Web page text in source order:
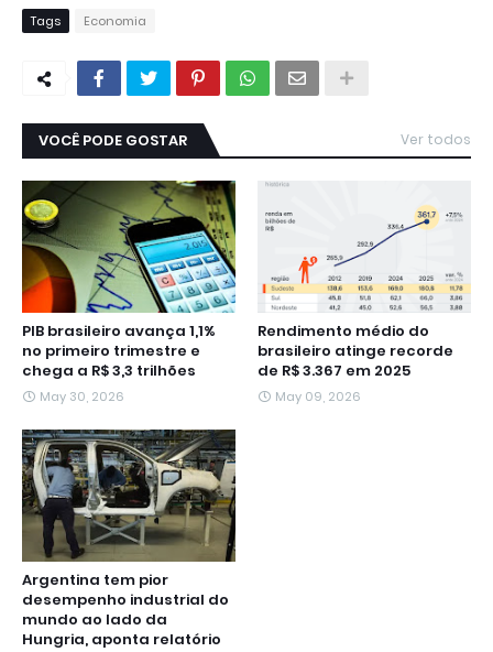
Tags Economia
VOCÊ PODE GOSTAR Ver todos
PIB brasileiro avança 1,1%
no primeiro trimestre e
chega a R$ 3,3 trilhões
May 30, 2026
Rendimento médio do
brasileiro atinge recorde
de R$ 3.367 em 2025
May 09, 2026
Argentina tem pior
desempenho industrial do
mundo ao lado da
Hungria, aponta relatório